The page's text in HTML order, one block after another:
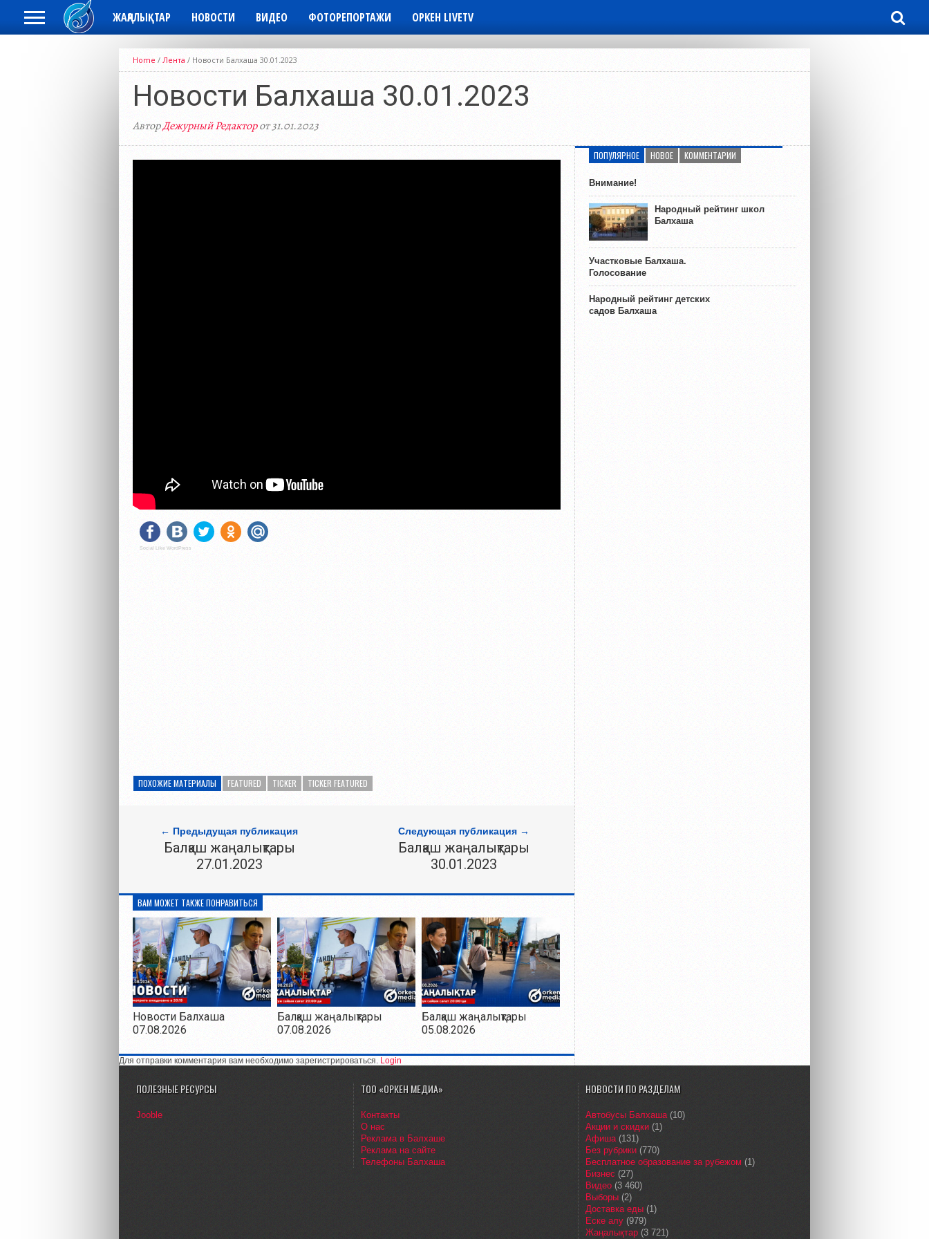
ЖАҢАЛЫҚТАР НОВОСТИ ВИДЕО ФОТОРЕПОРТАЖИ ОРКЕН LIVETV
Home / Лента / Новости Балхаша 30.01.2023
Новости Балхаша 30.01.2023
АвторДежурный Редакторот 31.01.2023
Social Like WordPress
ПОХОЖИЕ МАТЕРИАЛЫ FEATURED TICKER TICKER FEATURED
← Предыдущая публикация
Балқаш жаңалықтары
27.01.2023
Следующая публикация →
Балқаш жаңалықтары
30.01.2023
ВАМ МОЖЕТ ТАКЖЕ ПОНРАВИТЬСЯ
Новости Балхаша
07.08.2026
Балқаш жаңалықтары
07.08.2026
Балқаш жаңалықтары
05.08.2026
Для отправки комментария вам необходимо зарегистрироваться. Login
ПОПУЛЯРНОЕ НОВОЕ КОММЕНТАРИИ
Внимание!
Народный рейтинг школ
Балхаша
Участковые Балхаша.
Голосование
Народный рейтинг детских
садов Балхаша
ПОЛЕЗНЫЕ РЕСУРСЫ
Jooble
ТОО «ОРКЕН МЕДИА»
Контакты
О нас
Реклама в Балхаше
Реклама на сайте
Телефоны Балхаша
НОВОСТИ ПО РАЗДЕЛАМ
Автобусы Балхаша(10)
Акции и скидки (1)
Афиша(131)
Без рубрики (770)
Бесплатное образование за рубежом (1)
Бизнес (27)
Видео (3 460)
Выборы (2)
Доставка еды (1)
Еске алу (979)
Жаңалықтар (3 721)